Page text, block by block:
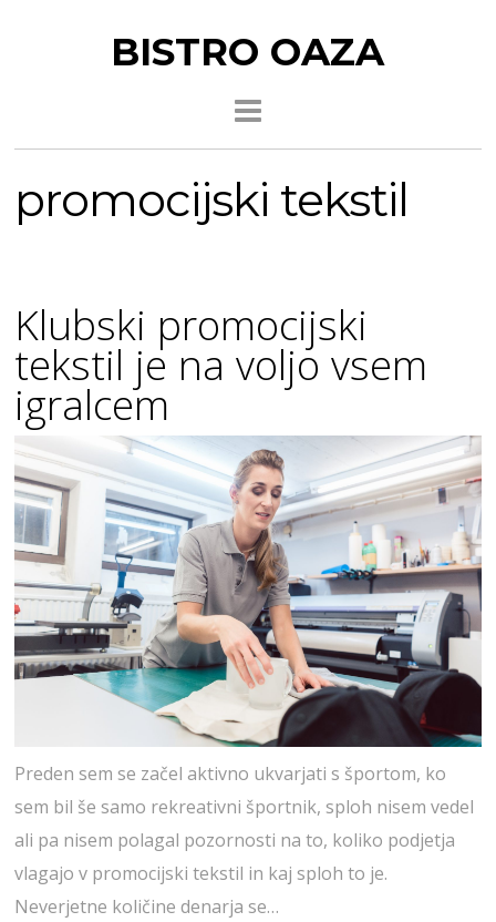
BISTRO OAZA
promocijski tekstil
Klubski promocijski
tekstil je na voljo vsem
igralcem
Preden sem se začel aktivno ukvarjati s športom, ko
sem bil še samo rekreativni športnik, sploh nisem vedel
ali pa nisem polagal pozornosti na to, koliko podjetja
vlagajo v promocijski tekstil in kaj sploh to je.
Neverjetne količine denarja se…